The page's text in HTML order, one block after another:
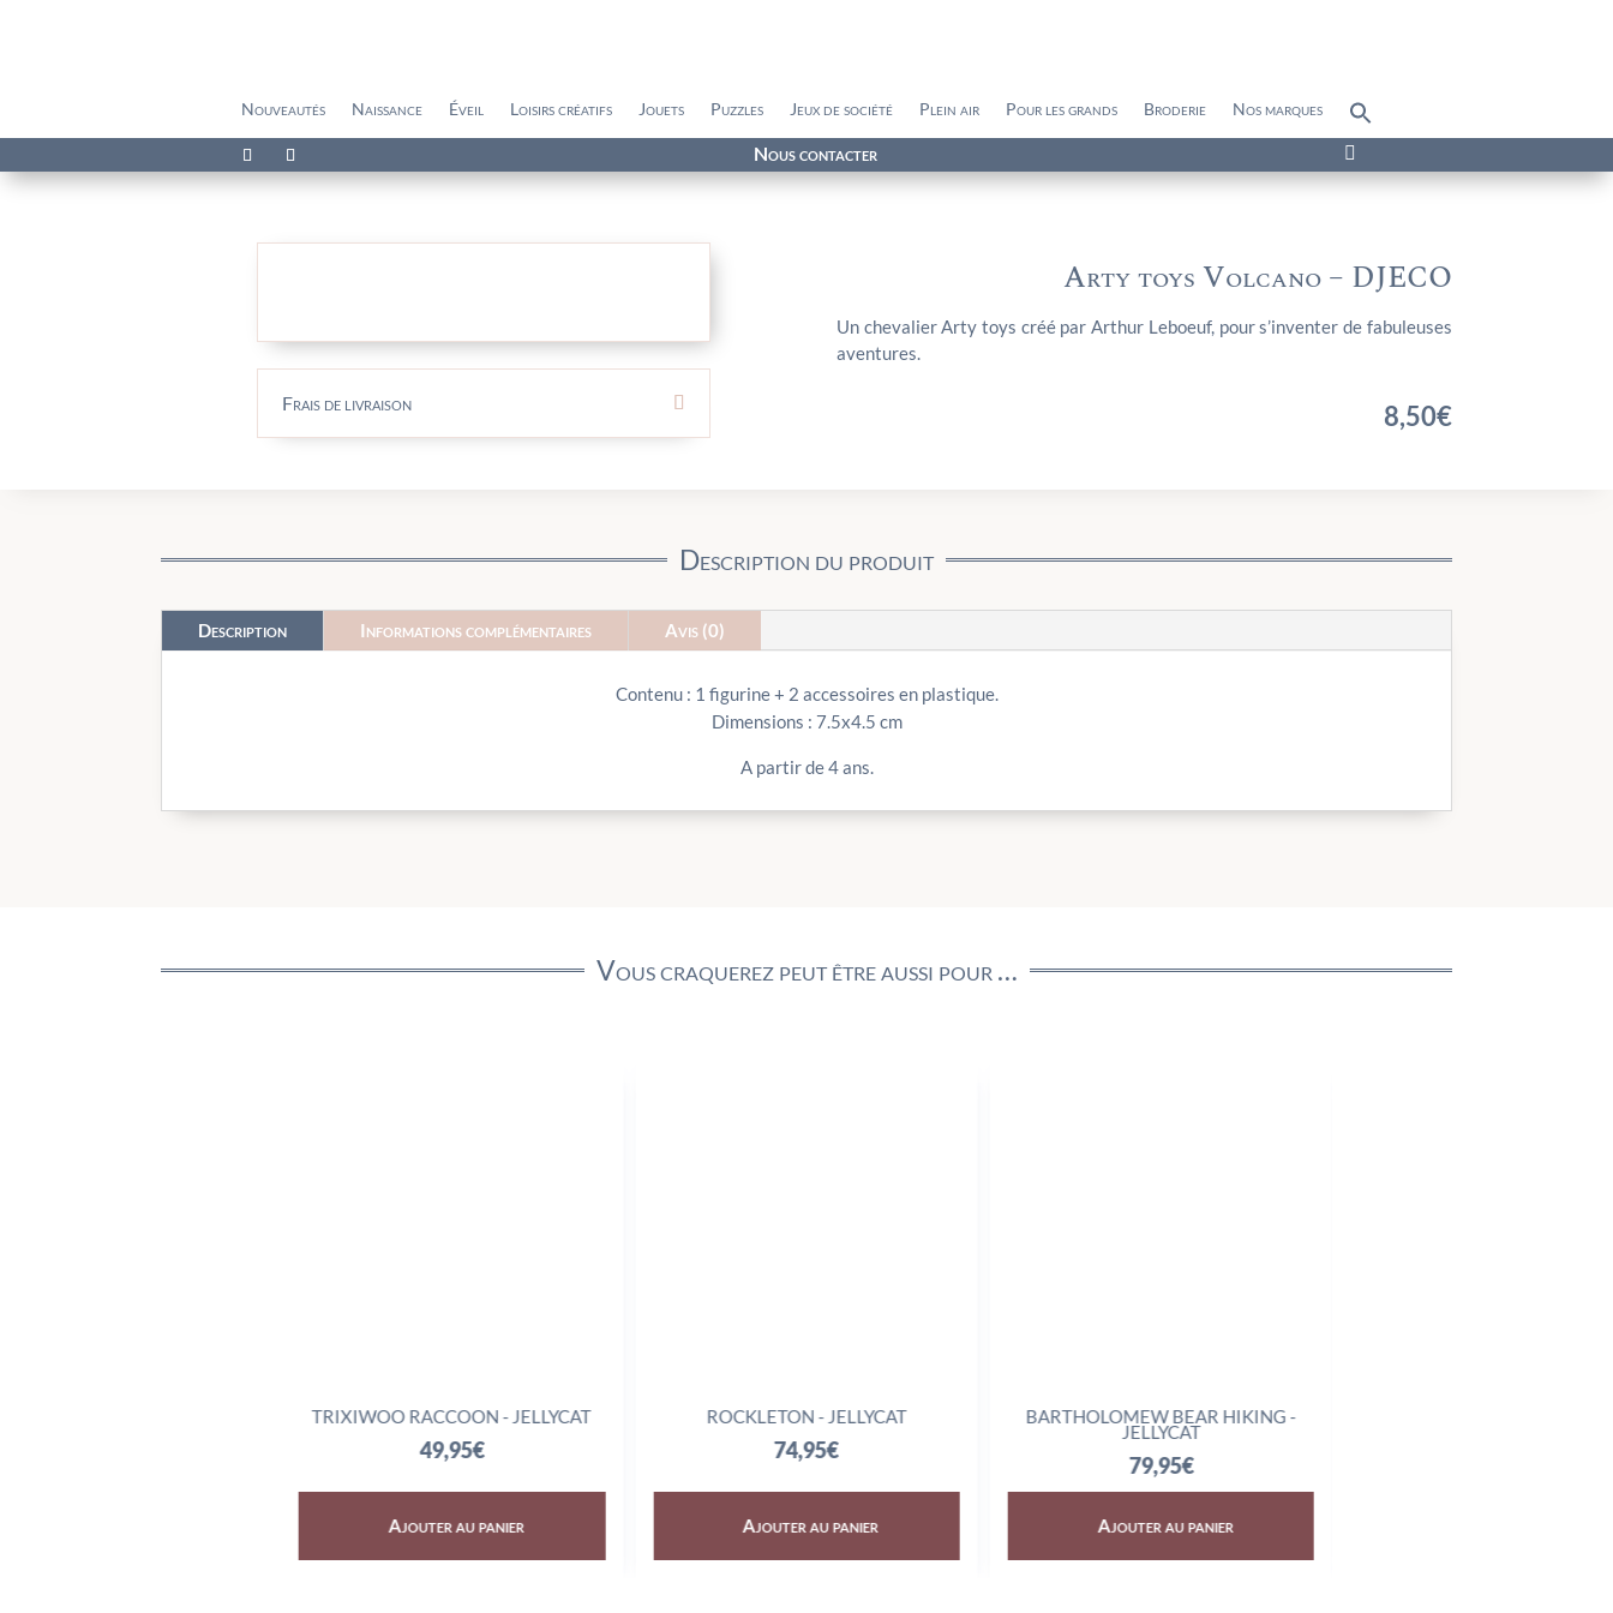
Nouveautés Naissance Éveil Loisirs créatifs Jouets Puzzles Jeux de société Plein air Pour les grands Broderie Nos marques
for:
Nous contacter 
Frais de livraison
Arty toys Volcano – DJECO
Un chevalier Arty toys créé par Arthur Leboeuf, pour s’inventer de fabuleuses
aventures.
8,50€
Description du produit
Description Informations complémentaires Avis (0)
Contenu : 1 figurine + 2 accessoires en plastique.
Dimensions : 7.5x4.5 cm
A partir de 4 ans.
Vous craquerez peut être aussi pour …
TRIXIWOO RACCOON - JELLYCAT
49,95€
Ajouter au panier
ROCKLETON - JELLYCAT
74,95€
Ajouter au panier
BARTHOLOMEW BEAR HIKING -
JELLYCAT
79,95€
Ajouter au panier